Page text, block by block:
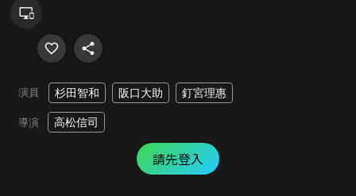
演員 杉田智和 阪口大助 釘宮理惠
導演 高松信司
請先登入